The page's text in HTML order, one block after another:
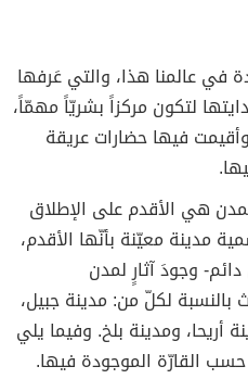
في عالمنا هذا، والتي عَرفها
لتكون مركزاً بشريّاً مهمّاً،
فيها حضارات عريقة
هي الأقدم على الإطلاق
مدينة معيّنة بأنّها الأقدم،
وجودَ آثارٍ لمدن
لكلّ من: مدينة جبيل،
ومدينة بلخ. وفيما يلي
القارّة الموجودة فيها.